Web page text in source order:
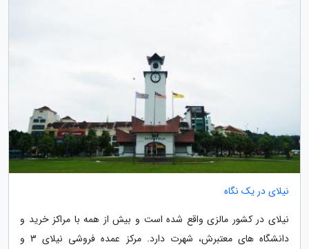
نیلای در یک نگاه
نیلای در کشور مالزی واقع شده است و بیش از همه با مراکز خرید و
دانشگاه های معتبرش، شهرت دارد. مرکز عمده فروشی نیلای 3 و